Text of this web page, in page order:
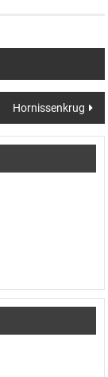
Hornissenkrug